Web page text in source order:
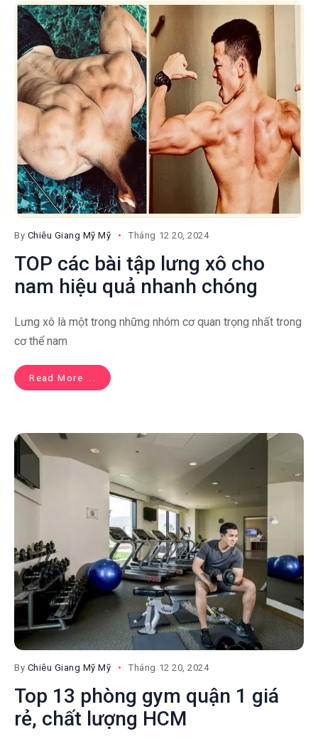
By Chiêu Giang Mỹ Mỹ Tháng 12 20, 2024
TOP các bài tập lưng xô cho
nam hiệu quả nhanh chóng
Lưng xô là một trong những nhóm cơ quan trọng nhất trong
cơ thể nam
Read More ...
By Chiêu Giang Mỹ Mỹ Tháng 12 20, 2024
Top 13 phòng gym quận 1 giá
rẻ, chất lượng HCM